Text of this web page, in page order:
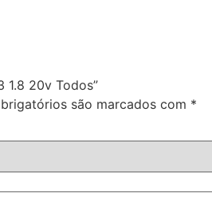
1.8 20v Todos”
são marcados com *